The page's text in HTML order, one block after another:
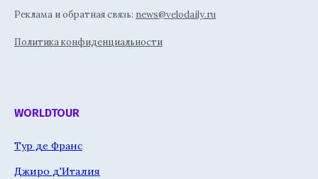
Реклама и обратная связь: news@velodaily.ru
Политика конфиденциальности
WORLDTOUR
Тур де Франс
Джиро д'Италия